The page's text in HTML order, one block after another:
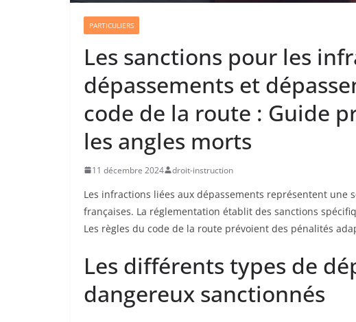
PARTICULIERS
Les sanctions pour les
dépassements et
code de la route : Guide
les angles morts
11 décembre 2024 droit-instruction
Les infractions liées aux dépassements représentent une
françaises. La réglementation établit des sanctions
Les règles du code de la route prévoient des pénalités
Les différents types de
dangereux sanctionnés